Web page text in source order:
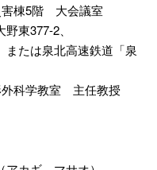
棟5階 大会議室
377-2、
泉北高速鉄道「泉
外科学教室 主任教授